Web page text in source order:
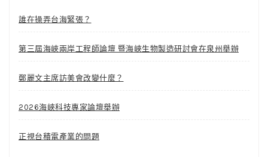
誰在操弄台海緊張？
第三屆海峽兩岸工程師論壇 暨海峽生物製造研討會在泉州舉辦
鄭麗文主席訪美會改變什麼？
2026海峽科技專家論壇舉辦
正視台積電產業的問題